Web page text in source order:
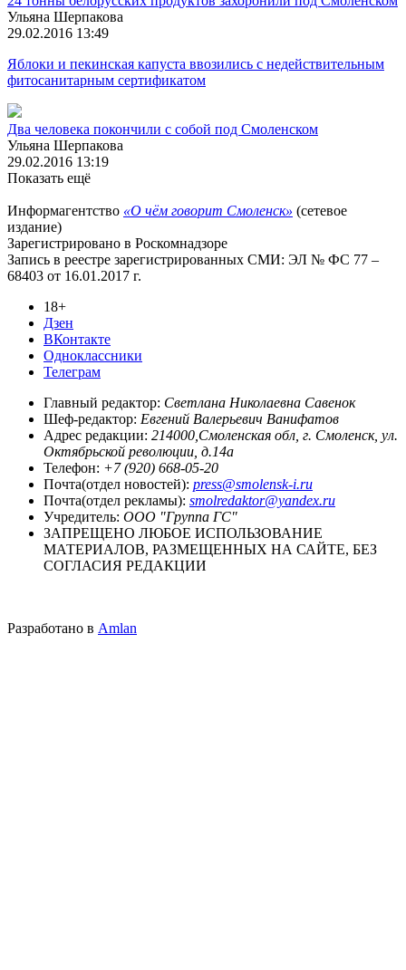
Ульяна Шерпакова
29.02.2016 13:49
Яблоки и пекинская капуста ввозились с недействительным
фитосанитарным сертификатом
Два человека покончили с собой под Смоленском
Ульяна Шерпакова
29.02.2016 13:19
Показать ещё
Информагентство «О чём говорит Смоленск» (сетевое
издание)
Зарегистрировано в Роскомнадзоре
Запись в реестре зарегистрированных СМИ: ЭЛ № ФС 77 –
68403 от 16.01.2017 г.
18+
Дзен
ВКонтакте
Одноклассники
Телеграм
Главный редактор: Светлана Николаевна Савенок
Шеф-редактор: Евгений Валерьевич Ванифатов
Адрес редакции: 214000,Смоленская обл, г. Смоленск, ул.
Октябрьской революции, д.14а
Телефон: +7 (920) 668-05-20
Почта(отдел новостей): press@smolensk-i.ru
Почта(отдел рекламы): smolredaktor@yandex.ru
Учредитель: ООО "Группа ГС"
ЗАПРЕЩЕНО ЛЮБОЕ ИСПОЛЬЗОВАНИЕ
МАТЕРИАЛОВ, РАЗМЕЩЕННЫХ НА САЙТЕ, БЕЗ
СОГЛАСИЯ РЕДАКЦИИ
Разработано в Amlan